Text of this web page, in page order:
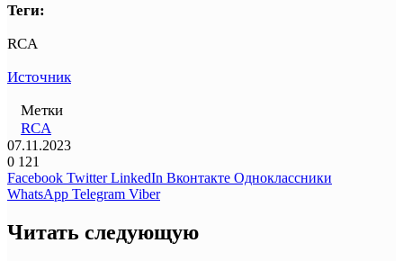
Теги:
RCA
Источник
Метки
RCA
07.11.2023
0 121
Facebook Twitter LinkedIn Вконтакте Одноклассники
WhatsApp Telegram Viber
Читать следующую